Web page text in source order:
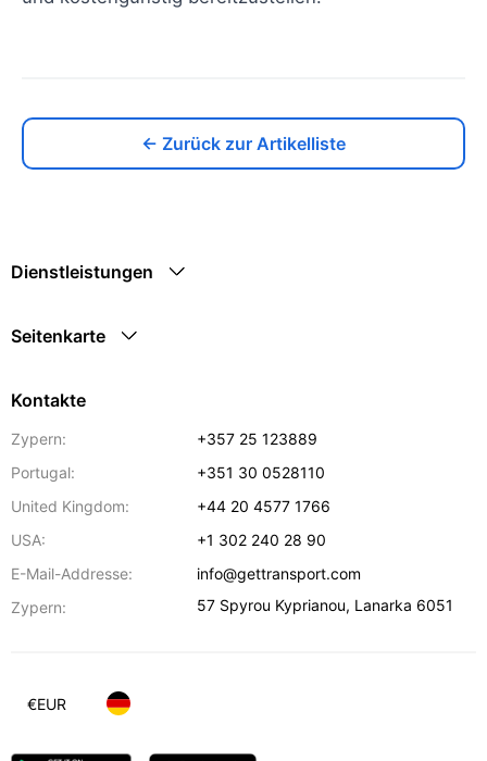
← Zurück zur Artikelliste
Dienstleistungen
Seitenkarte
Kontakte
Zypern:
+357 25 123889
Portugal:
+351 30 0528110
United Kingdom:
+44 20 4577 1766
USA:
+1 302 240 28 90
E-Mail-Addresse:
info@gettransport.com
Zypern:
57 Spyrou Kyprianou, Lanarka 6051
€EUR